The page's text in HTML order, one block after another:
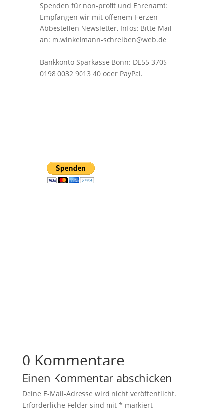
Spenden für non-profit und Ehrenamt:
Empfangen wir mit offenem Herzen
Abbestellen Newsletter, Infos: Bitte Mail
an: m.winkelmann-schreiben@web.de
Bankkonto Sparkasse Bonn: DE55 3705
0198 0032 9013 40 oder PayPal.
0 Kommentare
Einen Kommentar abschicken
Deine E-Mail-Adresse wird nicht veröffentlicht.
Erforderliche Felder sind mit * markiert